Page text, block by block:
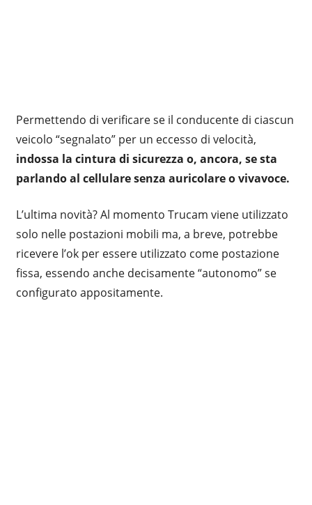
Permettendo di verificare se il conducente di ciascun
veicolo “segnalato” per un eccesso di velocità,
indossa la cintura di sicurezza o, ancora, se sta
parlando al cellulare senza auricolare o vivavoce.
L’ultima novità? Al momento Trucam viene utilizzato
solo nelle postazioni mobili ma, a breve, potrebbe
ricevere l’ok per essere utilizzato come postazione
fissa, essendo anche decisamente “autonomo” se
configurato appositamente.